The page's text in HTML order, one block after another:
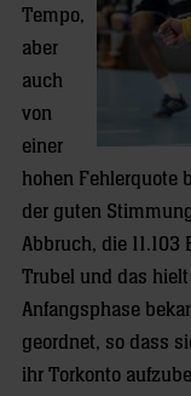
Tempo,
aber
auch
von
einer
hohen Fehlerquote
der guten
Abbruch, die
Trubel und das
Anfangsphase
geordnet, so dass
ihr Torkonto